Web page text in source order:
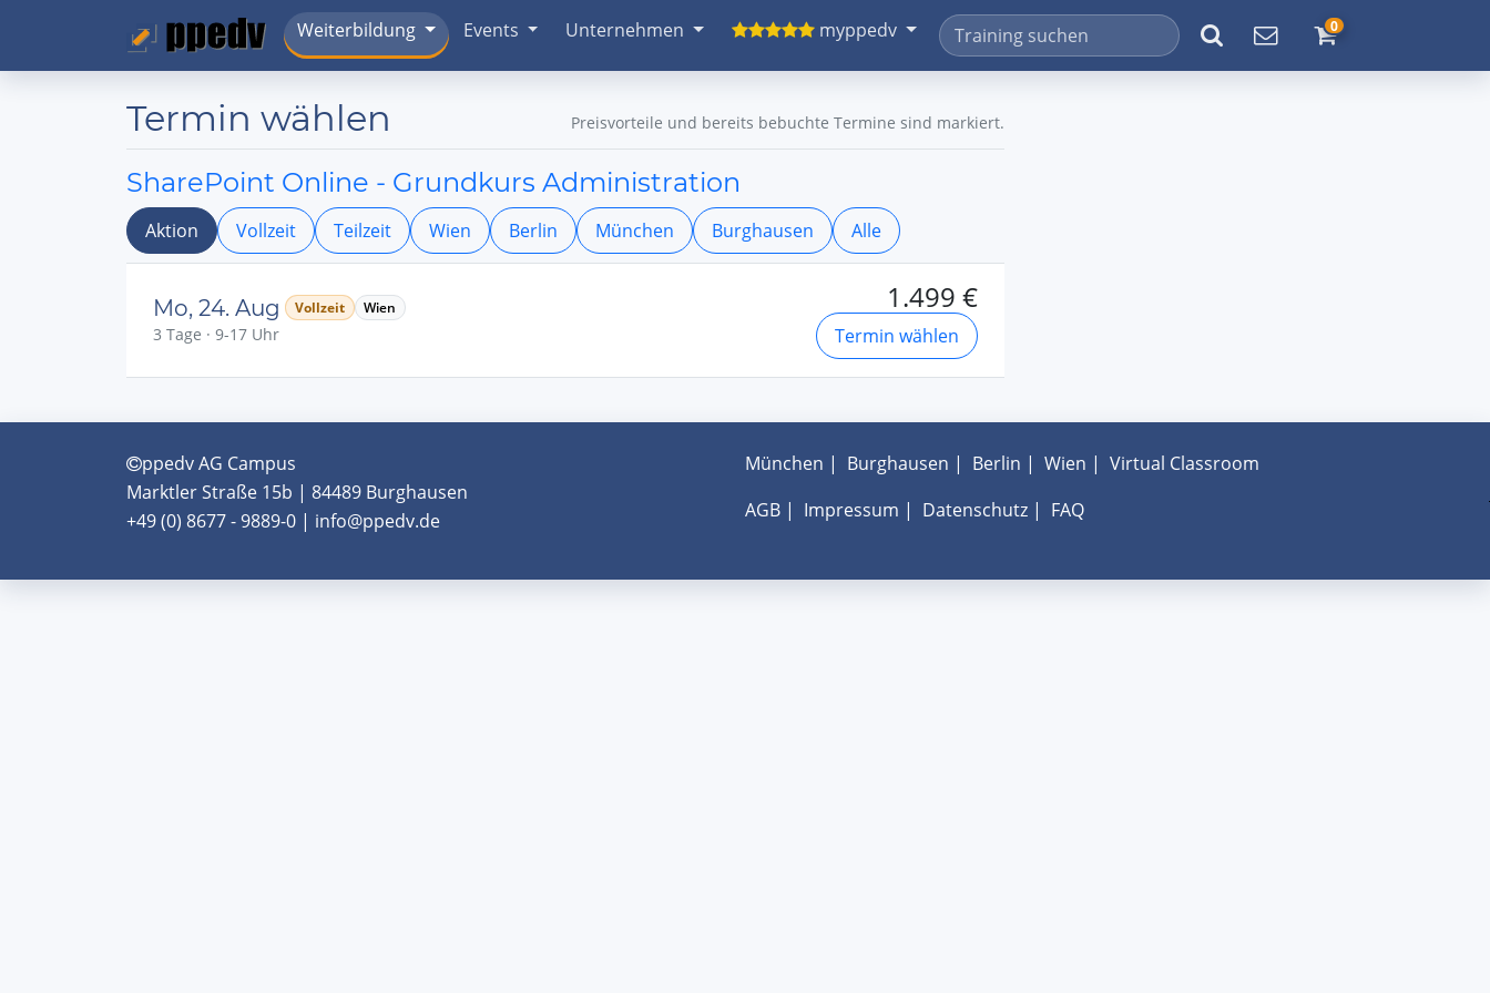
Weiterbildung Events Unternehmen myppedv 0
Termin wählen Preisvorteile und bereits bebuchte Termine sind markiert.
SharePoint Online - Grundkurs Administration
Aktion Vollzeit Teilzeit Wien Berlin München Burghausen Alle
Mo, 24. Aug Vollzeit Wien
3 Tage · 9-17 Uhr
1.499 €
Termin wählen
ppedv AG Campus
Marktler Straße 15b | 84489 Burghausen
+49 (0) 8677 - 9889-0 | info@ppedv.de
München | Burghausen | Berlin | Wien | Virtual Classroom
AGB| Impressum | Datenschutz| FAQ